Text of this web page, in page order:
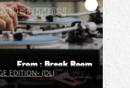
EDITION- (DL)